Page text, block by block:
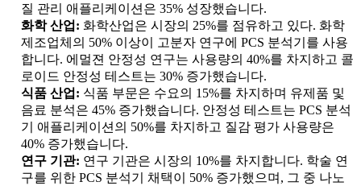
질 관리 애플리케이션은 35% 성장했습니다.
화학 산업: 화학산업은 시장의 25%를 점유하고 있다. 화학
제조업체의 50% 이상이 고분자 연구에 PCS 분석기를 사용
합니다. 에멀젼 안정성 연구는 사용량의 40%를 차지하고 콜
로이드 안정성 테스트는 30% 증가했습니다.
식품 산업: 식품 부문은 수요의 15%를 차지하며 유제품 및
음료 분석은 45% 증가했습니다. 안정성 테스트는 PCS 분석
기 애플리케이션의 50%를 차지하고 질감 평가 사용량은
40% 증가했습니다.
연구 기관: 연구 기관은 시장의 10%를 차지합니다. 학술 연
구를 위한 PCS 분석기 채택이 50% 증가했으며, 그 중 나노